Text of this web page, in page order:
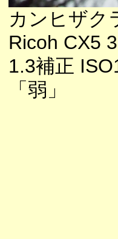
カンヒザク
Ricoh CX5
1.3補正
「弱」